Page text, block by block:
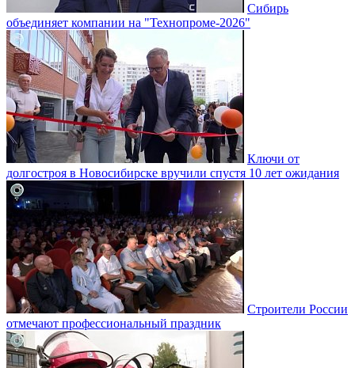
Сибирь
объединяет компании на "Технопроме-2026"
Ключи от
долгостроя в Новосибирске вручили спустя 10 лет ожидания
Строители России
отмечают профессиональный праздник